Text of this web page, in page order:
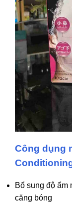
Công dụng
Bổ sung độ ẩm
căng bóng